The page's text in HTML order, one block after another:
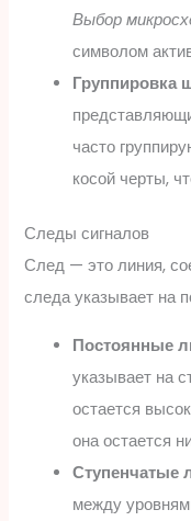
Выбор
символом
Группировка
часто
косой черты,
Следы сигналов
След — это линия,
следа указывает на
Постоянные
указывает на
остается
она остается
Ступенчатые
между